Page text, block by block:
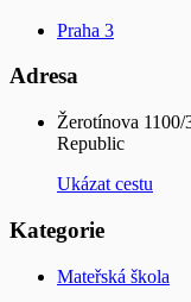
Praha 3
Adresa
Žerotínova 1100/
Republic
Ukázat cestu
Kategorie
Mateřská škola